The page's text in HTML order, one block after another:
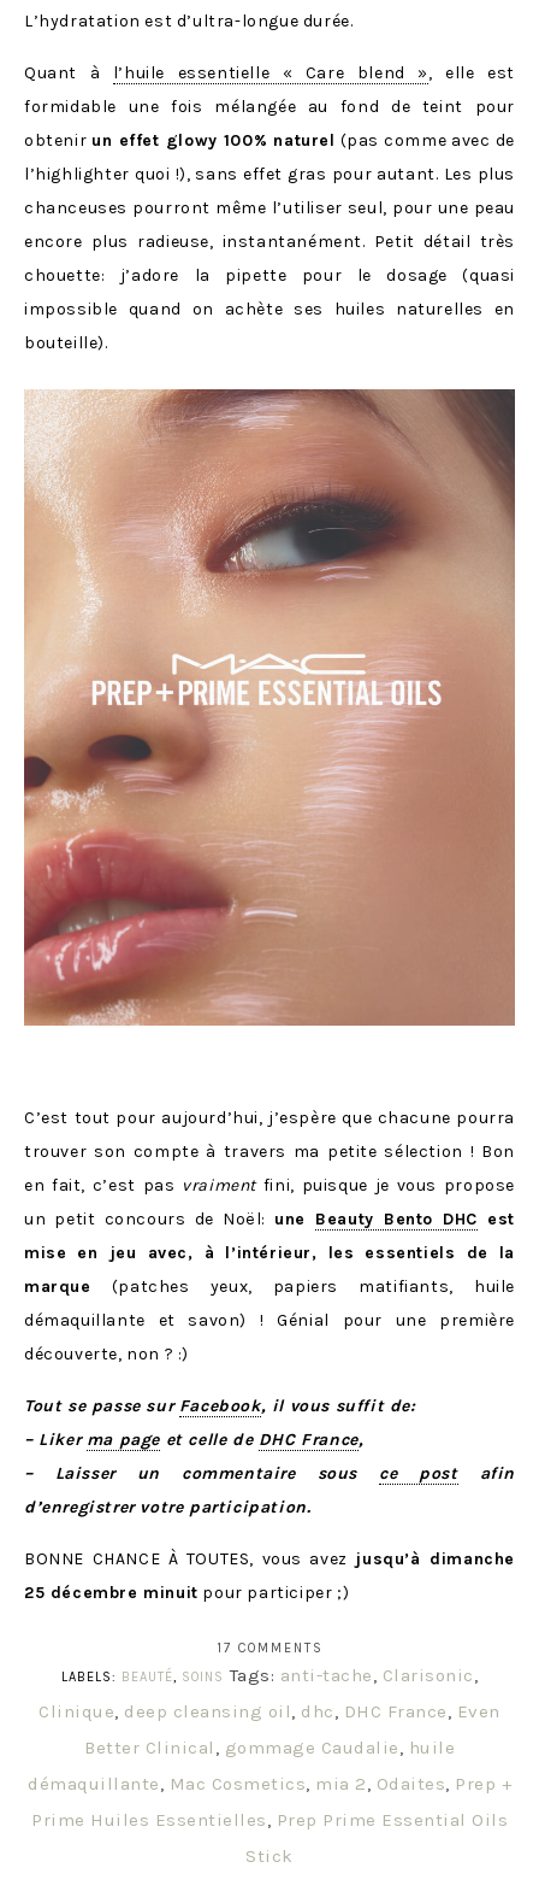
L’hydratation est d’ultra-longue durée.
Quant à l’huile essentielle « Care blend », elle est
formidable une fois mélangée au fond de teint pour
obtenir un effet glowy 100% naturel (pas comme avec de
l’highlighter quoi !), sans effet gras pour autant. Les plus
chanceuses pourront même l’utiliser seul, pour une peau
encore plus radieuse, instantanément. Petit détail très
chouette: j’adore la pipette pour le dosage (quasi
impossible quand on achète ses huiles naturelles en
bouteille).
C’est tout pour aujourd’hui, j’espère que chacune pourra
trouver son compte à travers ma petite sélection ! Bon
en fait, c’est pas vraimentfini, puisque je vous propose
un petit concours de Noël: une Beauty Bento DHC est
mise en jeu avec, à l’intérieur, les essentiels de la
marque (patches yeux, papiers matifiants, huile
démaquillante et savon) ! Génial pour une première
découverte, non ? :)
Tout se passe sur Facebook, il vous suffit de:
– Liker ma page et celle de DHC France,
– Laisser un commentaire sous ce postafin
d’enregistrer votre participation.
BONNE CHANCE À TOUTES, vous avez jusqu’à dimanche
25 décembre minuit pour participer ;)
17 COMMENTS
LABELS: BEAUTÉ, SOINS Tags: anti-tache, Clarisonic,
Clinique, deep cleansing oil, dhc, DHC France, Even
Better Clinical , gommage Caudalie, huile
démaquillante, Mac Cosmetics, mia 2, Odaites, Prep +
Prime Huiles Essentielles, Prep Prime Essential Oils
Stick